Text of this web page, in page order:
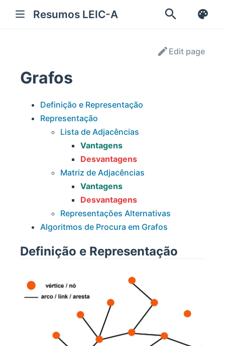
Resumos LEIC-A
Edit page
Grafos
Definição e Representação
Representação
Lista de Adjacências
Vantagens
Desvantagens
Matriz de Adjacências
Vantagens
Desvantagens
Representações Alternativas
Algoritmos de Procura em Grafos
Definição e Representação